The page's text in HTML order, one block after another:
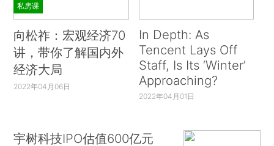
私房课
向松祚：宏观经济70
讲，带你了解国内外
经济大局
2022年04月06日
In Depth: As
Tencent Lays Off
Staff, Is Its ‘Winter’
Approaching?
2022年04月01日
宇树科技IPO估值600亿元